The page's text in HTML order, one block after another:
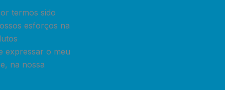
termos sido
esforços na
expressar o meu
na nossa